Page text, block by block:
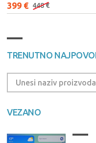
399 € 448 €
TRENUTNO
VEZANO